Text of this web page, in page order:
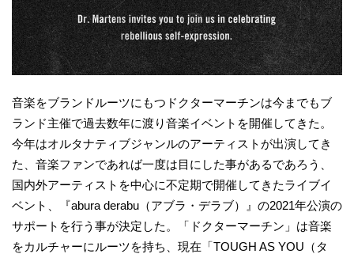
音楽をブランドルーツにもつドクターマーチンは今までもブ
ランド主催で過去数年に渡り音楽イベントを開催してきた。
今年はオルタナティブジャンルのアーティストが出演してき
た、音楽ファンであれば一度は目にした事があるであろう、
国内外アーティストを中心に不定期で開催してきたライブイ
ベント、『abura derabu（アブラ・デラブ）』の2021年公演の
サポートを行う事が決定した。「ドクターマーチン」は音楽
をカルチャーにルーツを持ち、現在「TOUGH AS YOU（タ